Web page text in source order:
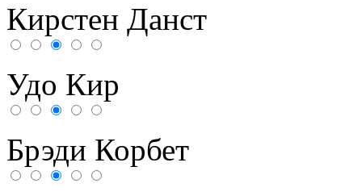
Кирстен Данст
Удо Кир
Брэди Корбет